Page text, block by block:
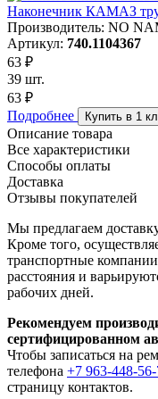
Наконечник КАМАЗ
Производитель: NO
Артикул: 740.1104367
63 ₽
39 шт.
63 ₽
Подробнее
Купить в 1
Описание товара
Все характеристики
Способы оплаты
Доставка
Отзывы покупателей
Мы предлагаем
Кроме того,
транспортные
расстояния и
рабочих дней.
Рекомендуем
сертифицированном
Чтобы записаться на
телефона +7 963-448-
страницу контактов.